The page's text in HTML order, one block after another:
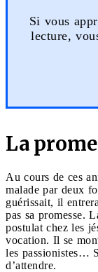
Si vous
lecture,
La
Au cours de ces
malade par deux
guérissait, il
pas sa promesse.
postulat chez les
vocation. Il se
les passionistes…
d’attendre.